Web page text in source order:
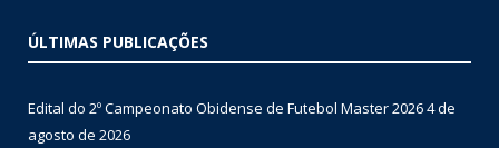
ÚLTIMAS PUBLICAÇÕES
Edital do 2º Campeonato Obidense de Futebol Master 20264 de
agosto de 2026